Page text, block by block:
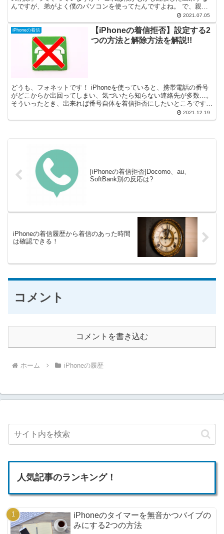
んですが、弟がよく僕のパソコンを使ってたんですよね。 で、親が
ちょっとパソコンで調べものをするって言って、僕のパソコ...2021.07.05
iPhoneの着信
【iPhoneの着信拒否】設定する2
つの方法と解除方法を解説!!
どうも、フォネットです！ iPhoneを使っていると、携帯電話の番号
がどこからか出回ってしまい、気づいたら知らない連絡先が多数…。
そういったとき、出来れば番号自体を着信拒否にしたいところですよ
2021.12.19
[iPhoneの着信拒否]Docomo、au、
SoftBank別の反応は?
iPhoneの着信履歴から着信のあった時間
は確認できる！
コメント
コメントを書き込む
ホーム iPhoneの履歴
人気記事のランキング！
iPhoneのタイマーを無音かつバイブの
みにする2つの方法